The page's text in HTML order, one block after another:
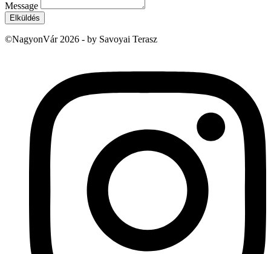
Message
Elküldés
©NagyonVár 2026 - by Savoyai Terasz